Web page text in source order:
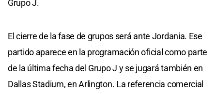
Grupo J.
El cierre de la fase de grupos será ante Jordania. Ese
partido aparece en la programación oficial como parte
de la última fecha del Grupo J y se jugará también en
Dallas Stadium, en Arlington. La referencia comercial